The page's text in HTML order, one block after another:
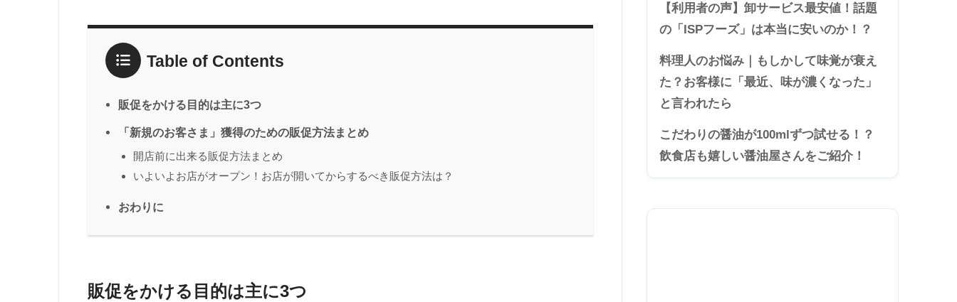
Table of Contents
販促をかける目的は主に3つ
「新規のお客さま」獲得のための販促方法まとめ
開店前に出来る販促方法まとめ
いよいよお店がオープン！お店が開いてからするべき販促方法は？
おわりに
販促をかける目的は主に3つ
【利用者の声】卸サービス最安値！話題
の「ISPフーズ」は本当に安いのか！？
料理人のお悩み｜もしかして味覚が衰え
た？お客様に「最近、味が濃くなった」
と言われたら
こだわりの醤油が100mlずつ試せる！？
飲食店も嬉しい醤油屋さんをご紹介！